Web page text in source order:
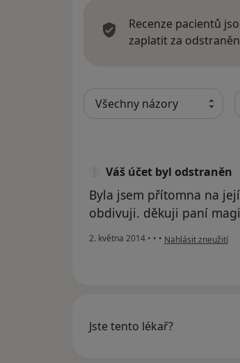
Recenze pacientů
zaplatit za
Váš účet byl odstraněn
Byla jsem přítomna na
obdivuji. děkuji paní
2. května 2014 • • • podle názoru
Nahlásit zneužití
Jste tento lékař?